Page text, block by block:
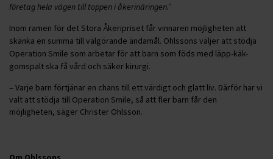
företag hela vägen till toppen i åkerinäringen.”
Inom ramen för det Stora Åkeripriset får vinnaren möjligheten att
skänka en summa till välgörande ändamål. Ohlssons väljer att stödja
Operation Smile som arbetar för att barn som föds med läpp-käk-
gomspalt ska få vård och säker kirurgi.
– Varje barn förtjänar en chans till ett värdigt och glatt liv. Därför har vi
valt att stödja till Operation Smile, så att fler barn får den
möjligheten, säger Christer Ohlsson.